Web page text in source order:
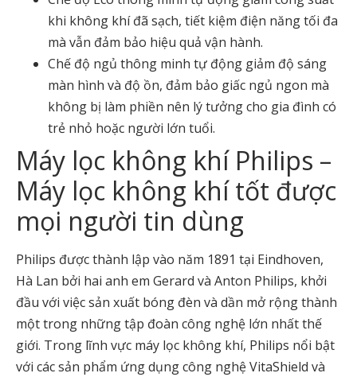
khi không khí đã sạch, tiết kiệm điện năng tối đa
mà vẫn đảm bảo hiệu quả vận hành.
Chế độ ngủ thông minh tự động giảm độ sáng
màn hình và độ ồn, đảm bảo giấc ngủ ngon mà
không bị làm phiền nên lý tưởng cho gia đình có
trẻ nhỏ hoặc người lớn tuổi.
Máy lọc không khí Philips –
Máy lọc không khí tốt được
mọi người tin dùng
Philips được thành lập vào năm 1891 tại Eindhoven,
Hà Lan bởi hai anh em Gerard và Anton Philips, khởi
đầu với việc sản xuất bóng đèn và dần mở rộng thành
một trong những tập đoàn công nghệ lớn nhất thế
giới. Trong lĩnh vực máy lọc không khí, Philips nổi bật
với các sản phẩm ứng dụng công nghệ VitaShield và